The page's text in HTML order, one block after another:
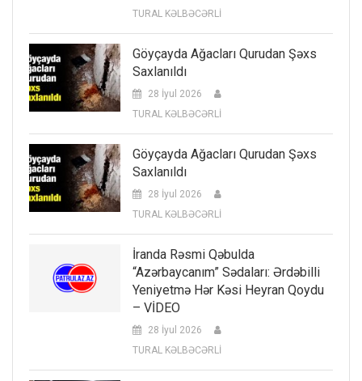
TURAL KƏLBƏCƏRLİ
Göyçayda Ağacları Qurudan Şəxs
Saxlanıldı
28 İyul 2026
TURAL KƏLBƏCƏRLİ
Göyçayda Ağacları Qurudan Şəxs
Saxlanıldı
28 İyul 2026
TURAL KƏLBƏCƏRLİ
İranda Rəsmi Qəbulda
“Azərbaycanım” Sədaları: Ərdəbilli
Yeniyetmə Hər Kəsi Heyran Qoydu
– VİDEO
28 İyul 2026
TURAL KƏLBƏCƏRLİ